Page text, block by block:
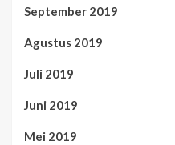
September 2019
Agustus 2019
Juli 2019
Juni 2019
Mei 2019